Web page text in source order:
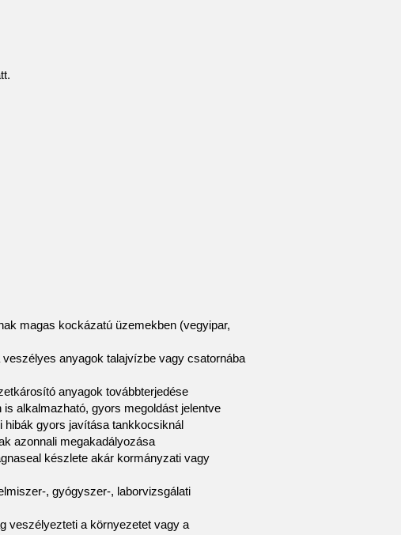
magas kockázatú üzemekben (vegyipar,
anyagok talajvízbe vagy csatornába
anyagok továbbterjedése
alkalmazható, gyors megoldást jelentve
hibák gyors javítása tankkocsiknál
azonnali megakadályozása
készlete akár kormányzati vagy
, gyógyszer-, laborvizsgálati
veszélyezteti a környezetet vagy a